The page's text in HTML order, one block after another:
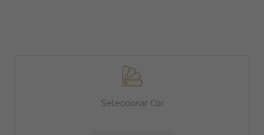
Seleccionar Cor